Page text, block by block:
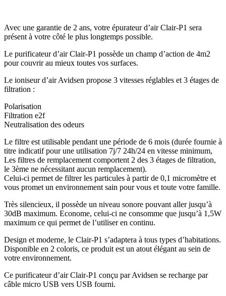
Avec une garantie de 2 ans, votre épurateur d’air Clair-P1 sera
présent à votre côté le plus longtemps possible.
Le purificateur d’air Clair-P1 possède un champ d’action de 4m2
pour couvrir au mieux toutes vos surfaces.
Le ioniseur d’air Avidsen propose 3 vitesses réglables et 3 étages de
filtration :
Polarisation
Filtration e2f
Neutralisation des odeurs
Le filtre est utilisable pendant une période de 6 mois (durée fournie à
titre indicatif pour une utilisation 7j/7 24h/24 en vitesse minimum,
Les filtres de remplacement comportent 2 des 3 étages de filtration,
le 3ème ne nécessitant aucun remplacement).
Celui-ci permet de filtrer les particules à partir de 0,1 micromètre et
vous promet un environnement sain pour vous et toute votre famille.
Très silencieux, il possède un niveau sonore pouvant aller jusqu’à
30dB maximum. Econome, celui-ci ne consomme que jusqu’à 1,5W
maximum ce qui permet de l’utiliser en continu.
Design et moderne, le Clair-P1 s’adaptera à tous types d’habitations.
Disponible en 2 coloris, ce produit est un atout élégant au sein de
votre environnement.
Ce purificateur d’air Clair-P1 conçu par Avidsen se recharge par
câble micro USB vers USB fourni.